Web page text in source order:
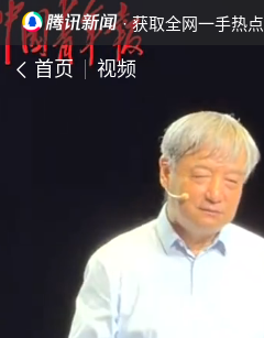
· 获取全网一手热点
首页 视频